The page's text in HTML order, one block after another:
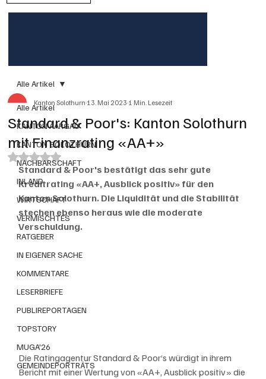
Alle Artikel
KANTON AARGAU
KANTON SOLOTHURN
NACHBARSCHAFT
INLAND
WIRTSCHAFT
VERMISCHTES
RATGEBER
IN EIGENER SACHE
KOMMENTARE
LESERBRIEFE
PUBLIREPORTAGEN
TOPSTORY
MUGA'26
GEMEINDEPORTRÄTS
Alle Artikel
Standard & Poor's: Kanton Solothurn
mit Finanzrating «AA+»
Kanton Solothurn13. Mai 20231 Min. Lesezeit
Mit NaN von 5 Sternen bewertet.
Standard & Poor's bestätigt das sehr gute
Kreditrating «AA+, Ausblick positiv» für den
Kanton Solothurn. Die Liquidität und die Stabilität
stechen ebenso heraus wie die moderate
Verschuldung.
Die Ratingagentur Standard & Poor‘s würdigt in ihrem
Bericht mit einer Wertung von «AA+, Ausblick positiv» die